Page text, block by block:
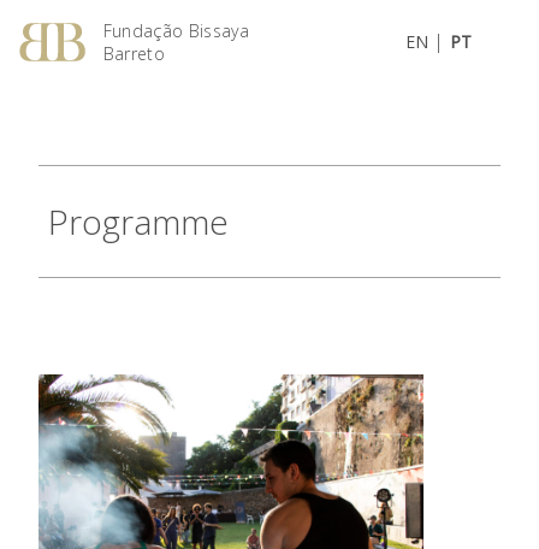
Fundação Bissaya
Barreto
EN | PT
Programme